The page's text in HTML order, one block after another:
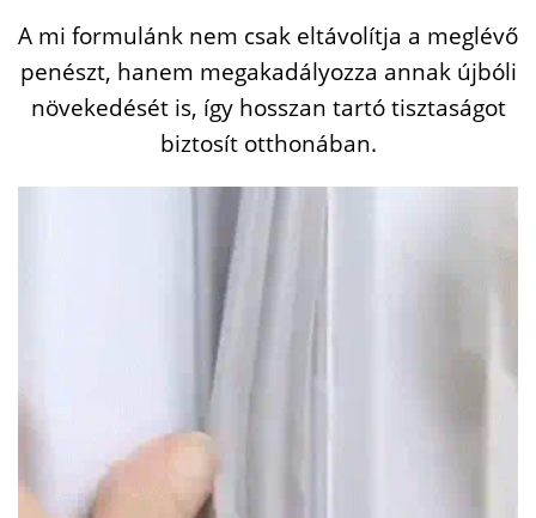
A mi formulánk nem csak eltávolítja a meglévő
penészt, hanem megakadályozza annak újbóli
növekedését is, így hosszan tartó tisztaságot
biztosít otthonában.